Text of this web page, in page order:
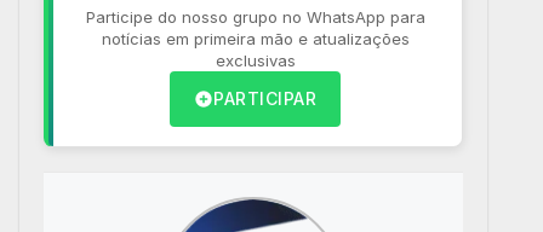
Participe do nosso grupo no WhatsApp para
notícias em primeira mão e atualizações
exclusivas
PARTICIPAR